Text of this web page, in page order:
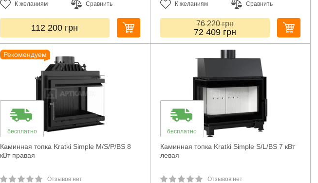
К желаниям Сравнить
112 200 грн
К желаниям Сравнить
76 220грн
72 409 грн
Рекомендуем
бесплатно
Каминная топка Kratki Simple M/S/P/BS 8
кВт правая
Отзывов нет
бесплатно
Каминная топка Kratki Simple S/L/BS 7 кВт
левая
Отзывов нет